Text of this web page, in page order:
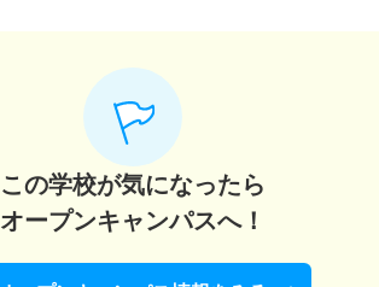
この学校が気になったら
オープンキャンパスへ！